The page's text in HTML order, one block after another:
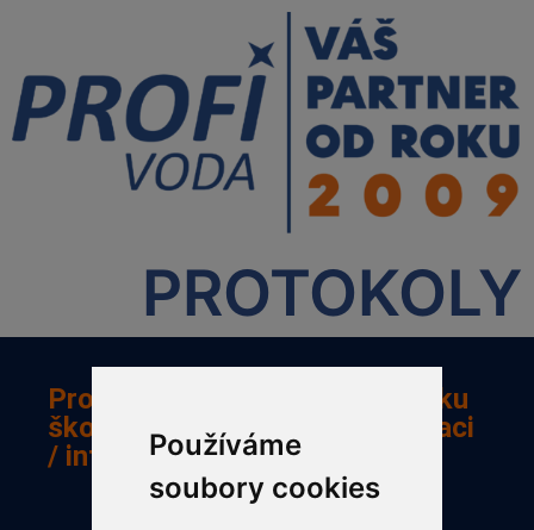
Používáme
soubory cookies
PROTOKOLY
Protokol a kontrolní list o vzniku
škody/ interní i externí reklamaci
/ interní chyby